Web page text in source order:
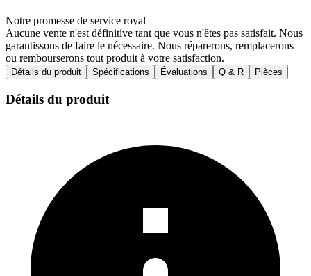
Notre promesse de service royal
Aucune vente n'est définitive tant que vous n'êtes pas satisfait. Nous
garantissons de faire le nécessaire. Nous réparerons, remplacerons
ou rembourserons tout produit à votre satisfaction.
Détails du produit Spécifications Évaluations Q & R Pièces
Détails du produit